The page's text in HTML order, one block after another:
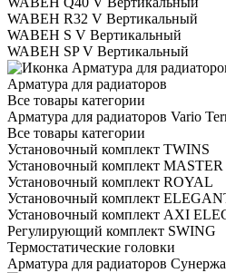
WABEH R32 V Вертикальный
WABEH S V Вертикальный
WABEH SP V Вертикальный
Арматура для радиаторов
Все товары категории
Арматура для радиаторов Vario
Все товары категории
Установочный комплект TWINS
Установочный комплект MASTER
Установочный комплект ROYAL
Установочный комплект
Установочный комплект AXI
Регулирующий комплект SWING
Термостатические головки
Арматура для радиаторов Сунержа